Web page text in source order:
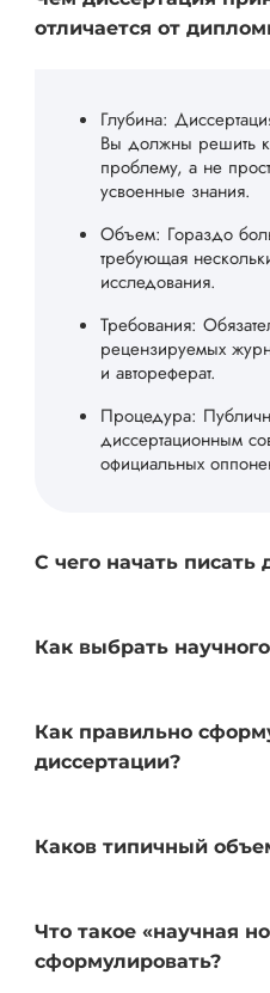
отличается от
Глубина:
Вы должны решить
проблему, а не
усвоенные знания.
Объем: Гораздо
требующая
исследования.
Требования:
рецензируемых
и автореферат.
Процедура:
диссертационным
официальных
С чего начать писать
Как выбрать
Как правильно
диссертации?
Каков типичный
Что такое «научная
сформулировать?